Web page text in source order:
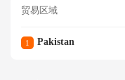
贸易区域
1 Pakistan